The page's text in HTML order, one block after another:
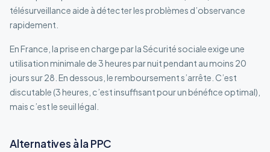
télésurveillance aide à détecter les problèmes d’observance
rapidement.
En France, la prise en charge par la Sécurité sociale exige une
utilisation minimale de 3 heures par nuit pendant au moins 20
jours sur 28. En dessous, le remboursement s’arrête. C’est
discutable (3 heures, c’est insuffisant pour un bénéfice optimal),
mais c’est le seuil légal.
Alternatives à la PPC